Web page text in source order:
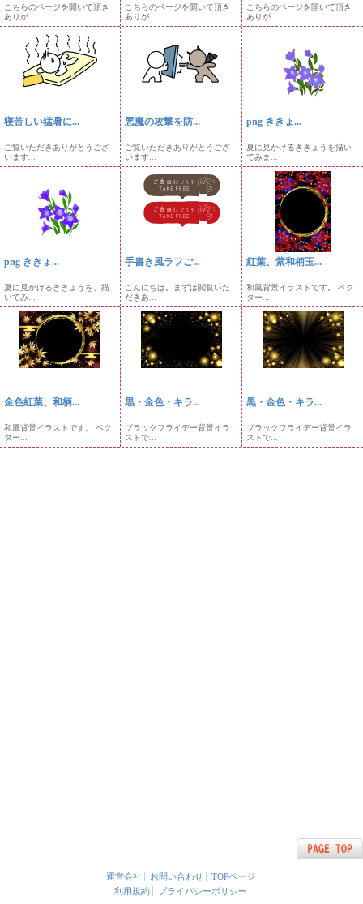
こちらのページを開いて頂き
ありが...
こちらのページを開いて頂き
ありが...
こちらのページを開いて頂き
ありが...
寝苦しい猛暑に...
ご覧いただきありがとうござ
います...
悪魔の攻撃を防...
ご覧いただきありがとうござ
います...
png ききょ...
夏に見かけるききょうを描い
てみま...
png ききょ...
夏に見かけるききょうを、描
いてみ...
手書き風ラフご...
こんにちは。まずは閲覧いた
だきあ...
紅葉、紫和柄玉...
和風背景イラストです。 ベク
ター...
金色紅葉、和柄...
和風背景イラストです。 ベク
ター...
黒・金色・キラ...
ブラックフライデー背景イラ
ストで...
黒・金色・キラ...
ブラックフライデー背景イラ
ストで...
運営会社 お問い合わせ
TOPページ
利用規約
プライバシーポリシー